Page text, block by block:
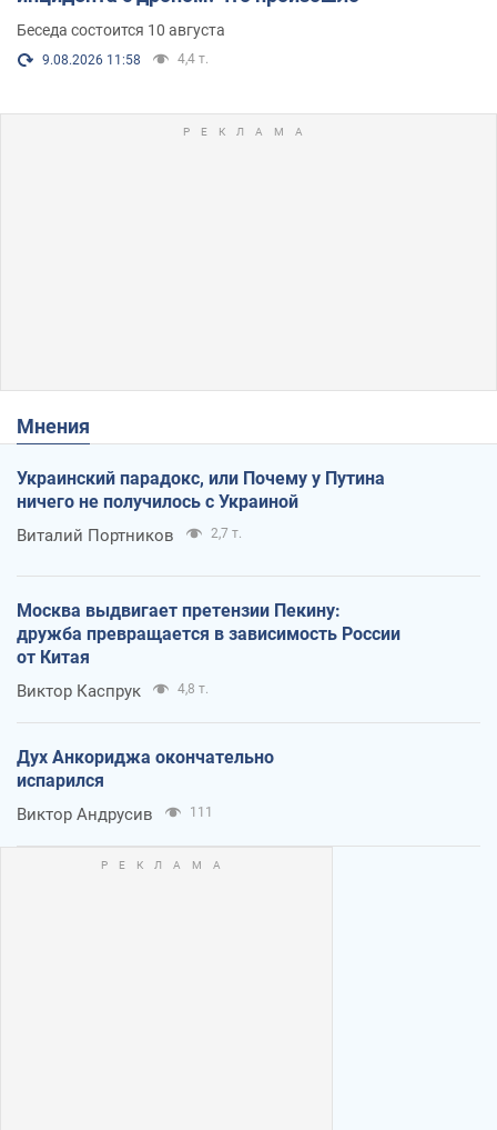
Беседа состоится 10 августа
9.08.2026 11:58 4,4 т.
Мнения
Украинский парадокс, или Почему у Путина
ничего не получилось с Украиной
Виталий Портников 2,7 т.
Москва выдвигает претензии Пекину:
дружба превращается в зависимость России
от Китая
Виктор Каспрук 4,8 т.
Дух Анкориджа окончательно
испарился
Виктор Андрусив 111